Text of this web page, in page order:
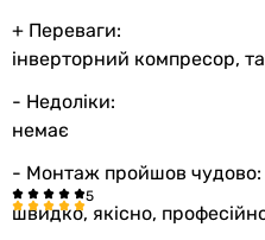
+ Переваги:
інверторний компресор,
- Недоліки:
немає
- Монтаж пройшов чудово:
швидко, якісно,